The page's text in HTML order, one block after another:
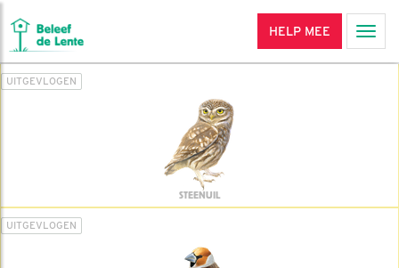
HELP MEE
UITGEVLOGEN
STEENUIL
UITGEVLOGEN